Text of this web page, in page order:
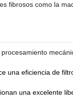
fibrosos como la
procesamiento
una eficiencia de
una excelente